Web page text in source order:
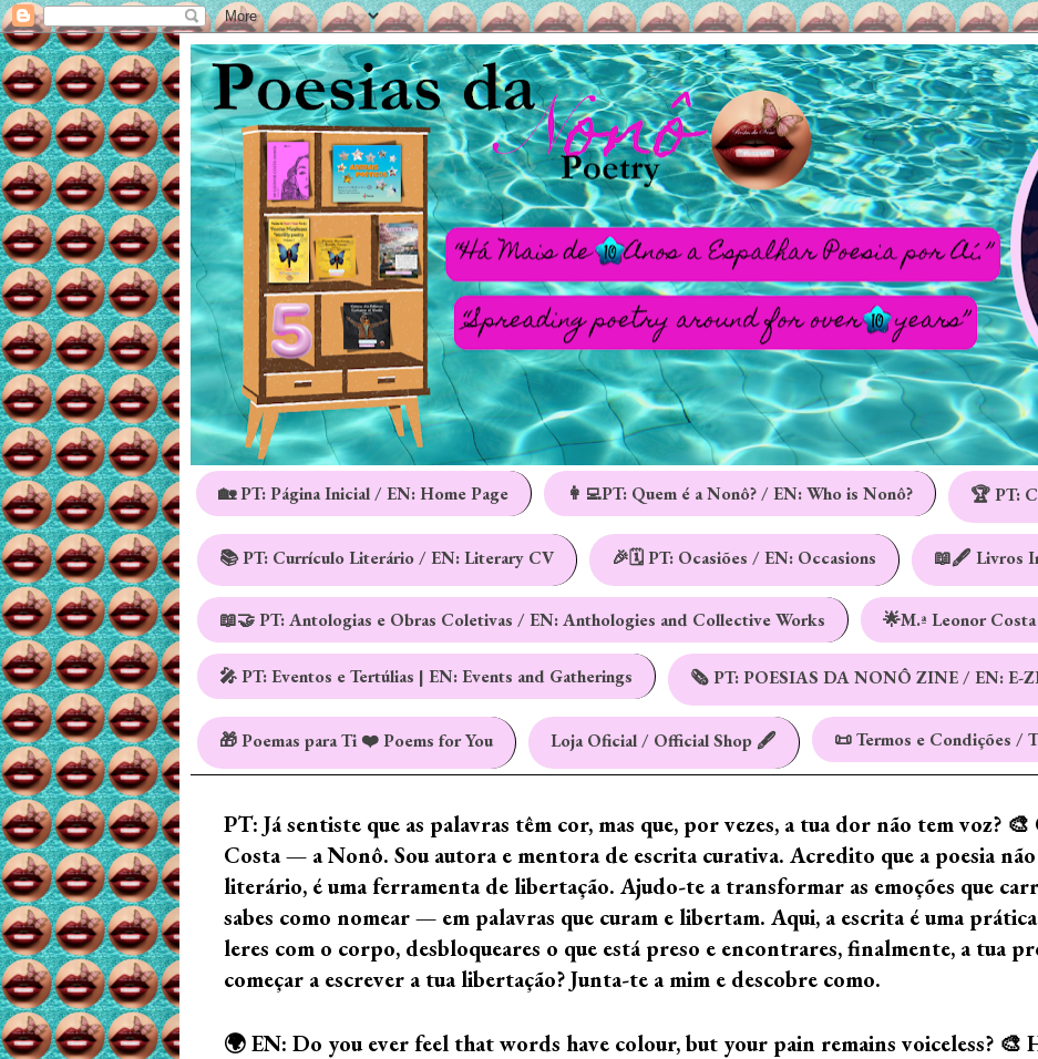
🏡 PT: Página Inicial / EN: Home Page 👩‍💻PT: Quem é a Nonô? / EN: Who is Nonô? 🏆 PT:
📚 PT: Currículo Literário / EN: Literary CV 🎉🗓️ PT: Ocasiões / EN: Occasions 📖🖋️ Livros
📖🤝 PT: Antologias e Obras Coletivas / EN: Anthologies and Collective Works 🌟M.ª Leonor
🎤 PT: Eventos e Tertúlias | EN: Events and Gatherings 🗞️ PT: POESIAS DA NONÔ ZINE / EN: E-
🎁 Poemas para Ti ❤️ Poems for You Loja Oficial / Official Shop 🖋️ 📜 Termos e Condições /
PT: Já sentiste que as palavras têm cor, mas que, por vezes, a tua dor não tem voz?
Costa — a Nonô. Sou autora e mentora de escrita curativa. Acredito que a poesia não
literário, é uma ferramenta de libertação. Ajudo-te a transformar as emoções que
sabes como nomear — em palavras que curam e libertam. Aqui, a escrita é uma
leres com o corpo, desbloqueares o que está preso e encontrares, finalmente, a tua
começar a escrever a tua libertação? Junta-te a mim e descobre como.
🌍 EN: Do you ever feel that words have colour, but your pain remains voiceless? 🎨